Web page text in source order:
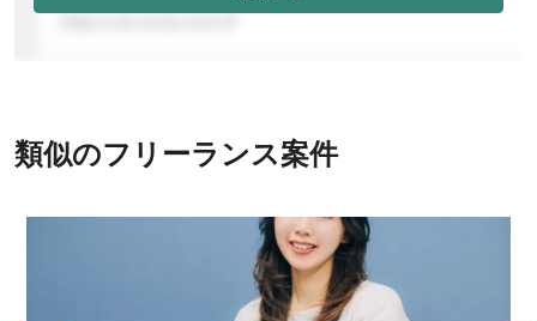
類似のフリーランス案件